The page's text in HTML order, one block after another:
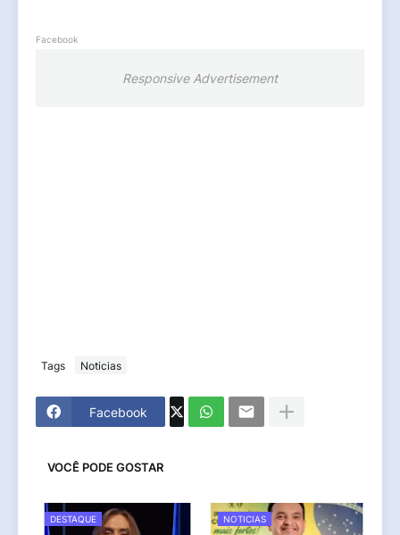
Facebook
Responsive Advertisement
Tags Noticias
Facebook
VOCÊ PODE GOSTAR
DESTAQUE NOTICIAS